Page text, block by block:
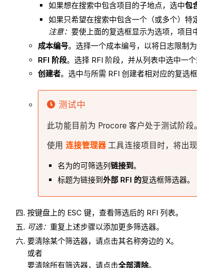
如果想在搜索中包含项目的子地点，选中包
如果只希望在搜索中包含一个（或多个）特
注意：要使上面的复选框显示为选项，项目
成本编号。选择一个成本编号，以将日志限制
RFI 阶段。选择 RFI 阶段，并从列表中选中一
创建者。选中与所需 RFI 创建者相对应的复选框
测试中
此功能目前为 Procore 客户处于测试阶段
使用 连接管理器 工具连接项目时，将出
名为的可筛选列链接到。
标题为链接到外部 RFI 的复选框筛选器。
按键盘上的 ESC 键，查看筛选后的 RFI 列表。
可选：重复上述步骤以添加更多筛选器。
要清除某个筛选器，请点击其名称旁边的 X。
或者
要清除所有筛选器，请点击全部清除。